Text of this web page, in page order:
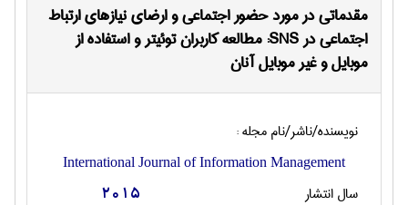
مقدماتي در مورد حضور اجتماعي و ارضاي نيازهاي ارتباط
اجتماعي در SNS: مطالعه كاربران توئيتر و استفاده از
موبايل و غير موبايل آنان
نویسنده/ناشر/نام مجله :
International Journal of Information Management
سال انتشار 2015